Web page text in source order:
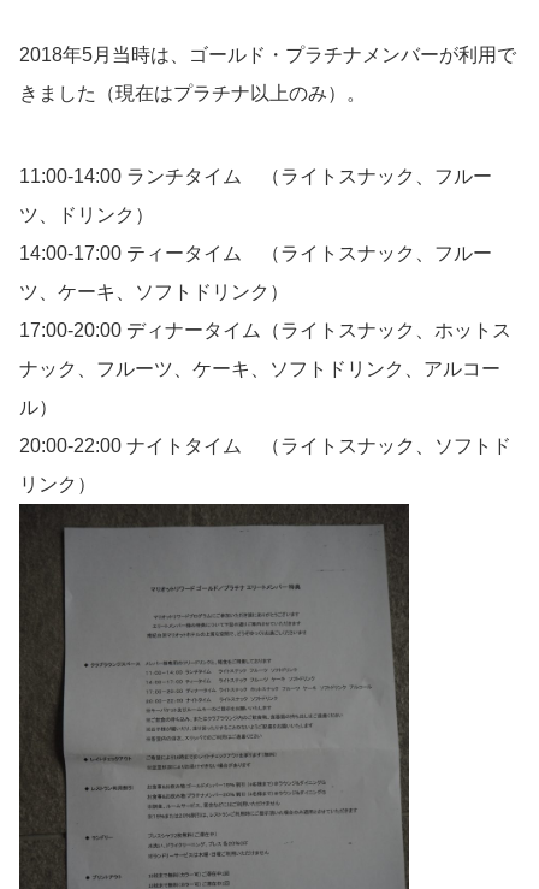
2018年5月当時は、ゴールド・プラチナメンバーが利用で
きました（現在はプラチナ以上のみ）。
11:00-14:00 ランチタイム （ライトスナック、フルー
ツ、ドリンク）
14:00-17:00 ティータイム （ライトスナック、フルー
ツ、ケーキ、ソフトドリンク）
17:00-20:00 ディナータイム（ライトスナック、ホットス
ナック、フルーツ、ケーキ、ソフトドリンク、アルコー
ル）
20:00-22:00 ナイトタイム （ライトスナック、ソフトド
リンク）